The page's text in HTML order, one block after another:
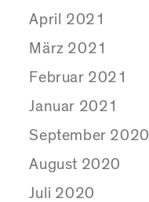
April 2021
März 2021
Februar 2021
Januar 2021
September 2020
August 2020
Juli 2020